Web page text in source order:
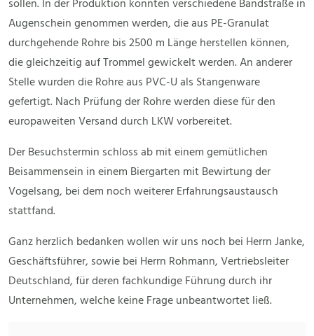
sollen. In der Produktion konnten verschiedene Bandstraße in
Augenschein genommen werden, die aus PE-Granulat
durchgehende Rohre bis 2500 m Länge herstellen können,
die gleichzeitig auf Trommel gewickelt werden. An anderer
Stelle wurden die Rohre aus PVC-U als Stangenware
gefertigt. Nach Prüfung der Rohre werden diese für den
europaweiten Versand durch LKW vorbereitet.
Der Besuchstermin schloss ab mit einem gemütlichen
Beisammensein in einem Biergarten mit Bewirtung der
Vogelsang, bei dem noch weiterer Erfahrungsaustausch
stattfand.
Ganz herzlich bedanken wollen wir uns noch bei Herrn Janke,
Geschäftsführer, sowie bei Herrn Rohmann, Vertriebsleiter
Deutschland, für deren fachkundige Führung durch ihr
Unternehmen, welche keine Frage unbeantwortet ließ.